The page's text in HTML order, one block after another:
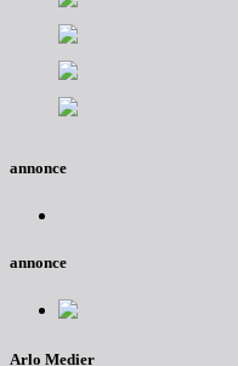
annonce
annonce
Arlo Medier